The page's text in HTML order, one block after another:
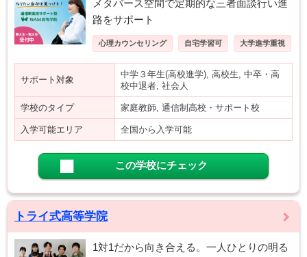
メタバース空間で定期的な三者面談行い進
路をサポート
心理カウンセリング 自宅学習可 大学進学重視
サポート対象
中学３年生(高校進学), 高校生, 中卒・高
校中退者, 社会人
学校のタイプ 家庭教師, 通信制高校・サポート校
入学可能エリア 全国から入学可能
この学校にチェック
トライ式高等学院
1対1だから向き合える。一人ひとりの明る